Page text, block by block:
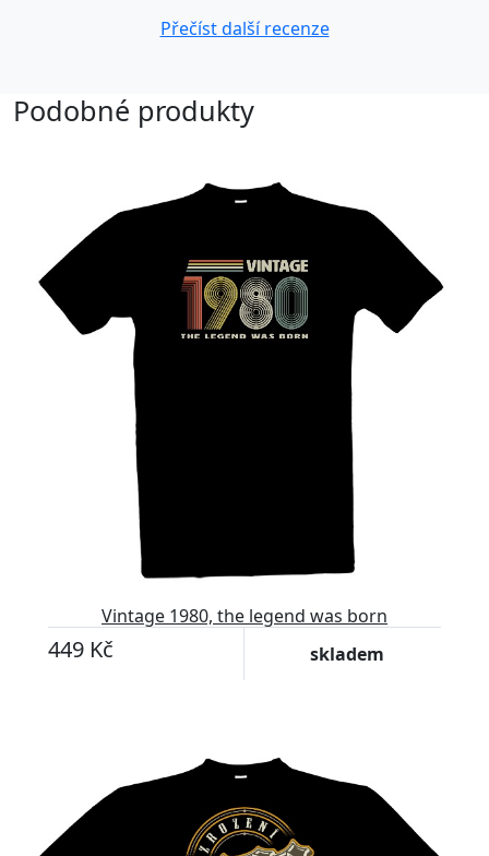
Přečíst další recenze
Podobné produkty
Vintage 1980, the legend was born
449 Kč skladem